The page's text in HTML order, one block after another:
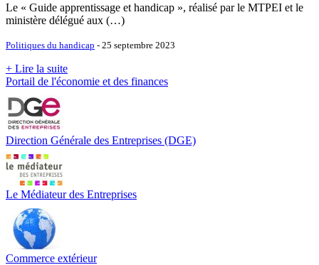
Le « Guide apprentissage et handicap », réalisé par le MTPEI et le
ministère délégué aux (…)
Politiques du handicap - 25 septembre 2023
+ Lire la suite
Portail de l'économie et des finances
Direction Générale des Entreprises (DGE)
Le Médiateur des Entreprises
Commerce extérieur